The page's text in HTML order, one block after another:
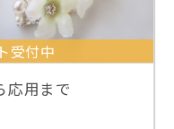
受付中
応用まで